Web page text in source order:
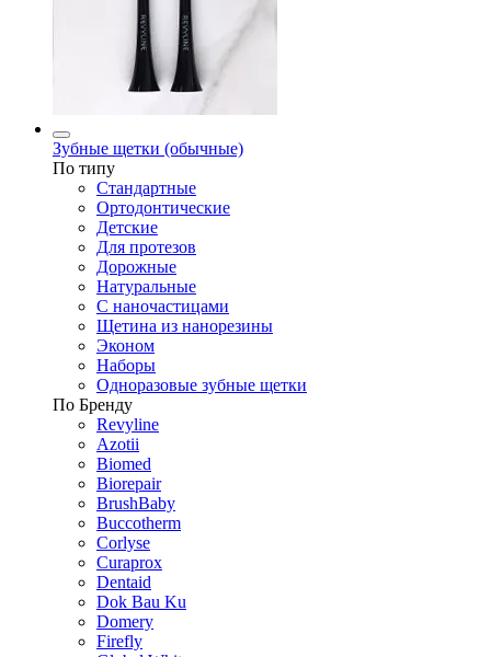
Зубные щетки (обычные)
По типу
Стандартные
Ортодонтические
Детские
Для протезов
Дорожные
Натуральные
С наночастицами
Щетина из нанорезины
Эконом
Наборы
Одноразовые зубные щетки
По Бренду
Revyline
Azotii
Biomed
Biorepair
BrushBaby
Buccotherm
Corlyse
Curaprox
Dentaid
Dok Bau Ku
Domery
Firefly